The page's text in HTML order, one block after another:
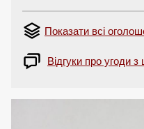
Показати всі
Відгуки про угоди